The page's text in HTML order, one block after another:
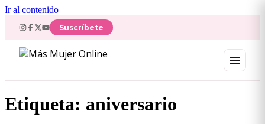
Ir al contenido
Suscríbete
Etiqueta: aniversario